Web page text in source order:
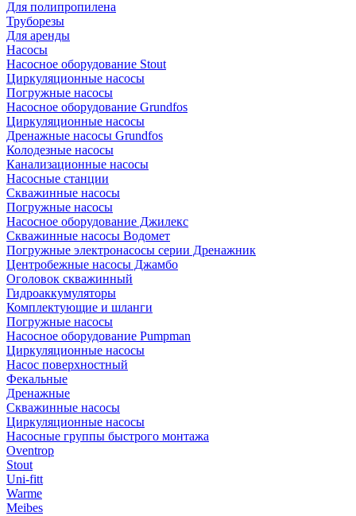
Для полипропилена
Труборезы
Для аренды
Насосы
Насосное оборудование Stout
Циркуляционные насосы
Погружные насосы
Насосное оборудование Grundfos
Циркуляционные насосы
Дренажные насосы Grundfos
Колодезные насосы
Канализационные насосы
Насосные станции
Скважинные насосы
Погружные насосы
Насосное оборудование Джилекс
Скважинные насосы Водомет
Погружные электронасосы серии Дренажник
Центробежные насосы Джамбо
Оголовок скважинный
Гидроаккумуляторы
Комплектующие и шланги
Погружные насосы
Насосное оборудование Pumpman
Циркуляционные насосы
Насос поверхностный
Фекальные
Дренажные
Скважинные насосы
Циркуляционные насосы
Насосные группы быстрого монтажа
Oventrop
Stout
Uni-fitt
Warme
Meibes